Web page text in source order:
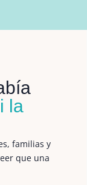
la
familias y
que una